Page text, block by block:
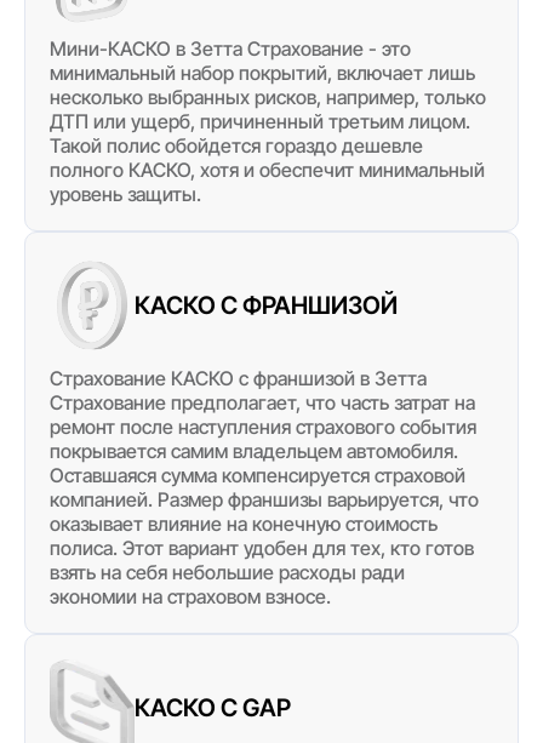
Мини-КАСКО в Зетта Страхование - это
минимальный набор покрытий, включает лишь
несколько выбранных рисков, например, только
ДТП или ущерб, причиненный третьим лицом.
Такой полис обойдется гораздо дешевле
полного КАСКО, хотя и обеспечит минимальный
уровень защиты.
КАСКО С ФРАНШИЗОЙ
Страхование КАСКО с франшизой в Зетта
Страхование предполагает, что часть затрат на
ремонт после наступления страхового события
покрывается самим владельцем автомобиля.
Оставшаяся сумма компенсируется страховой
компанией. Размер франшизы варьируется, что
оказывает влияние на конечную стоимость
полиса. Этот вариант удобен для тех, кто готов
взять на себя небольшие расходы ради
экономии на страховом взносе.
КАСКО С GAP